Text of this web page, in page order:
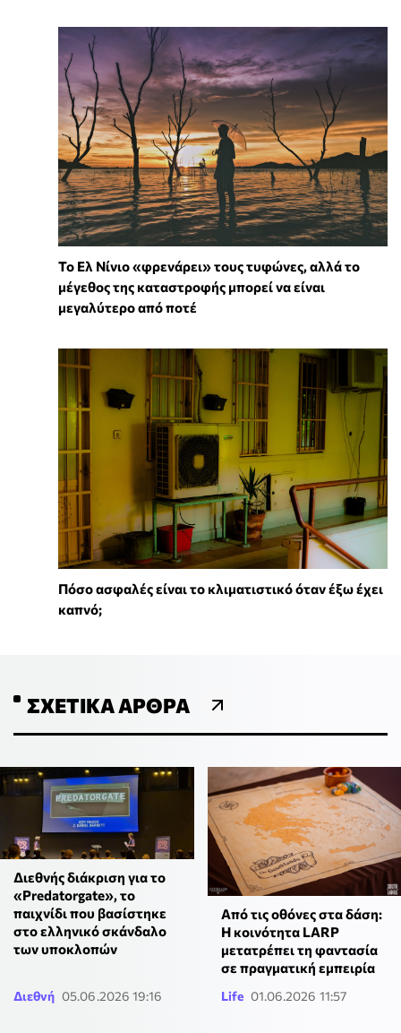
Το Ελ Νίνιο «φρενάρει» τους τυφώνες, αλλά το
μέγεθος της καταστροφής μπορεί να είναι
μεγαλύτερο από ποτέ
Πόσο ασφαλές είναι το κλιματιστικό όταν έξω έχει
καπνό;
ΣΧΕΤΙΚΆ ΆΡΘΡΑ
Διεθνής διάκριση για το
«Predatorgate», το
παιχνίδι που βασίστηκε
στο ελληνικό σκάνδαλο
των υποκλοπών
Διεθνή 05.06.2026 19:16
Από τις οθόνες στα δάση:
Η κοινότητα LARP
μετατρέπει τη φαντασία
σε πραγματική εμπειρία
Life 01.06.2026 11:57